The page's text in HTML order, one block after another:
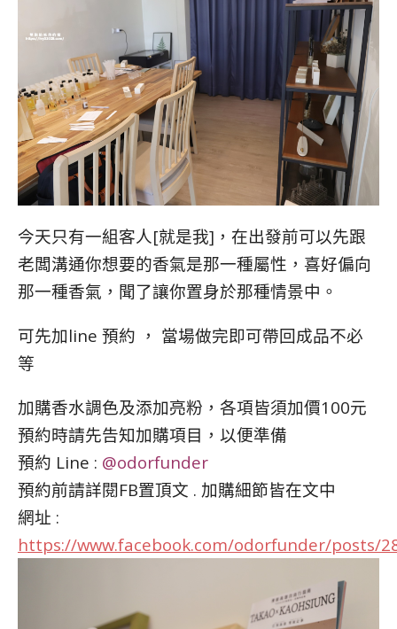
今天只有一組客人[就是我]，在出發前可以先跟
老闆溝通你想要的香氣是那一種屬性，喜好偏向
那一種香氣，聞了讓你置身於那種情景中。
可先加line 預約 ， 當場做完即可帶回成品不必
等
加購香水調色及添加亮粉，各項皆須加價100元
預約時請先告知加購項目，以便準備
預約 Line : @odorfunder
預約前請詳閱FB置頂文 . 加購細節皆在文中
網址 :
https://www.facebook.com/odorfunder/posts/